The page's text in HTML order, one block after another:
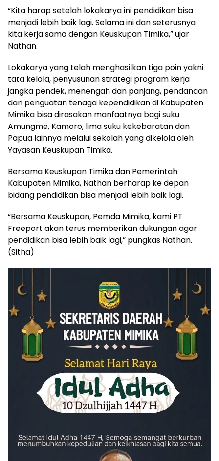
“Kita harap setelah lokakarya ini pendidikan bisa
menjadi lebih baik lagi. Selama ini dan seterusnya
kita kerja sama dengan Keuskupan Timika,” ujar
Nathan.
Lokakarya yang telah menghasilkan tiga poin yakni
tata kelola, penyusunan strategi program kerja
jangka pendek, menengah dan panjang, pendanaan
dan penguatan tenaga kependidikan di Kabupaten
Mimika bisa dirasakan manfaatnya bagi suku
Amungme, Kamoro, lima suku kekebaratan dan
Papua lainnya melalui sekolah yang dikelola oleh
Yayasan Keuskupan Timika.
Bersama Keuskupan Timika dan Pemerintah
Kabupaten Mimika, Nathan berharap ke depan
bidang pendidikan bisa menjadi lebih baik lagi.
“Bersama Keuskupan, Pemda Mimika, kami PT
Freeport akan terus memberikan dukungan agar
pendidikan bisa lebih baik lagi,” pungkas Nathan.
(Sitha)